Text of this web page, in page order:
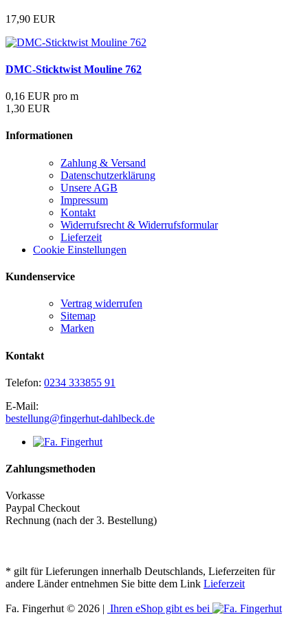
17,90 EUR
DMC-Sticktwist Mouline 762
0,16 EUR pro m
1,30 EUR
Informationen
Zahlung & Versand
Datenschutzerklärung
Unsere AGB
Impressum
Kontakt
Widerrufsrecht & Widerrufsformular
Lieferzeit
Cookie Einstellungen
Kundenservice
Vertrag widerrufen
Sitemap
Marken
Kontakt
Telefon: 0234 333855 91
E-Mail:
bestellung@fingerhut-dahlbeck.de
Zahlungsmethoden
Vorkasse
Paypal Checkout
Rechnung (nach der 3. Bestellung)
* gilt für Lieferungen innerhalb Deutschlands, Lieferzeiten für
andere Länder entnehmen Sie bitte dem Link Lieferzeit
Fa. Fingerhut © 2026 | Ihren eShop gibt es bei